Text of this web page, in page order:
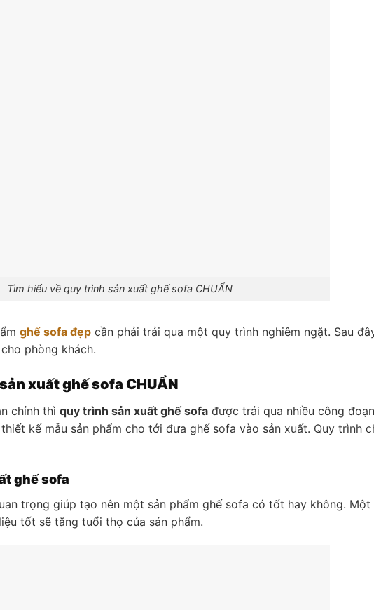
Tìm hiểu về quy trình sản xuất ghế sofa CHUẨN
ghế sofa đẹp cần phải trải qua một quy trình nghiêm ngặt. Sau
cho phòng khách.
xuất ghế sofa CHUẨN
chỉnh thì quy trình sản xuất ghế sofa được trải qua nhiều công đoạn
kế mẫu sản phẩm cho tới đưa ghế sofa vào sản xuất. Quy trình
ghế sofa
trọng giúp tạo nên một sản phẩm ghế sofa có tốt hay không. Một
tốt sẽ tăng tuổi thọ của sản phẩm.